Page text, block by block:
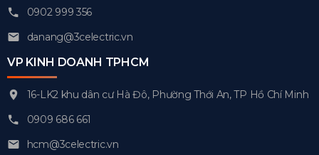
0902 999 356
danang@3celectric.vn
VP KINH DOANH TPHCM
16-LK2 khu dân cư Hà Đô, Phường Thới An, TP Hồ Chí Minh
0909 686 661
hcm@3celectric.vn